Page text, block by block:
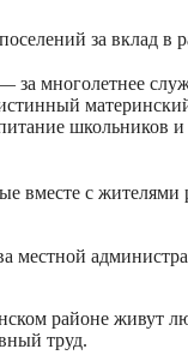
за вклад в
за многолетнее
школьников
вместе с жителями
местной
районе живут
труд.